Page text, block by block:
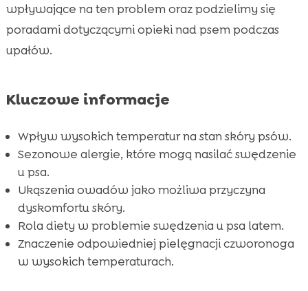
 Nadmierne kąpiele i niska wilgotność
 Jak rozpoznawać i reagować na symptomy
 Znaczenie odpowiedniej pielęgnacji
Dieta hypoalergiczna CricksyDog
 Czy weterynarz jest potrzebny w czasie
upałów?
 Naturalne alternatywy na alergie i
podrażnienia
 Zalety Ely mokrej karmy hypoalergicznej
Właściwości przekąsek MeatLover
 Twinky witaminy dla zdrowia psa
wpływające na ten problem oraz podzielimy się
poradami dotyczącymi opieki nad psem podczas
upałów.
Kluczowe informacje
Wpływ wysokich temperatur na stan skóry psów.
Sezonowe alergie, które mogą nasilać swędzenie
u psa.
Ukąszenia owadów jako możliwa przyczyna
dyskomfortu skóry.
Rola diety w problemie swędzenia u psa latem.
Znaczenie odpowiedniej pielęgnacji czworonoga
w wysokich temperaturach.